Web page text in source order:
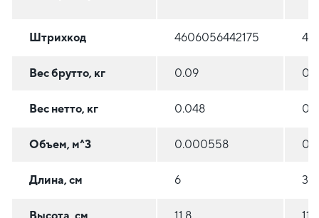
Штрихкод 4606056442175
Вес брутто, кг 0.09 0.9
Вес нетто, кг 0.048
Объем, м^3 0.000558
Длина, см 6 31